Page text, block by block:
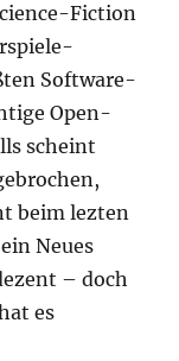
Fiction
Software-
Open-
scheint
beim lezten
Neues
– doch
es